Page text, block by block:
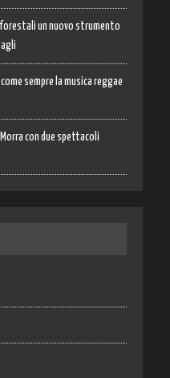
forestali un nuovo strumento
sempre la musica reggae
con due spettacoli